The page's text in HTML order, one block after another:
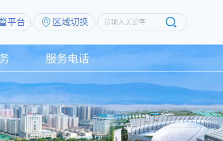
平台 区域切换 请输入关键字
服务电话